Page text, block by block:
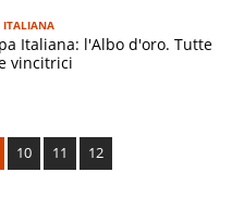
ITALIANA
Italiana: l'Albo d'oro. Tutte
vincitrici
10 11 12